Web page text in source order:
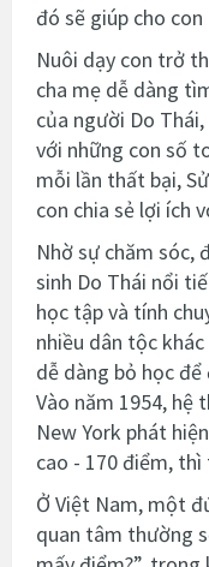
đó sẽ giúp cho
Nuôi dạy con trở
cha mẹ dễ dàng
của người Do
với những con số
mỗi lần thất bại,
con chia sẻ lợi ích
Nhờ sự chăm sóc,
sinh Do Thái nổi
học tập và tính
nhiều dân tộc
dễ dàng bỏ học
Vào năm 1954, hệ
New York phát
cao - 170 điểm,
Ở Việt Nam, một
quan tâm thường